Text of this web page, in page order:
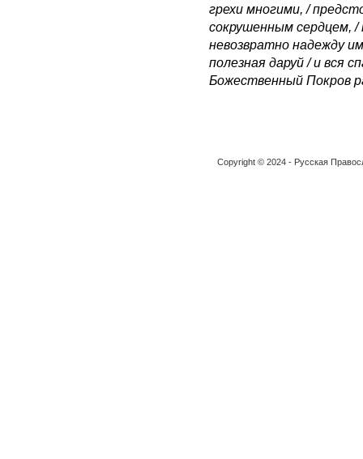
грехи многими, /
сокрушенным сердцем, /
невозвратно надежду
полезная даруй / и вся
Божественный Покров
Copyright © 2024 - Русская